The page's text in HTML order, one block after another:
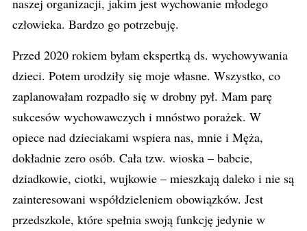
naszej organizacji, jakim jest wychowanie młodego
człowieka. Bardzo go potrzebuję.
Przed 2020 rokiem byłam ekspertką ds. wychowywania
dzieci. Potem urodziły się moje własne. Wszystko, co
zaplanowałam rozpadło się w drobny pył. Mam parę
sukcesów wychowawczych i mnóstwo porażek. W
opiece nad dzieciakami wspiera nas, mnie i Męża,
dokładnie zero osób. Cała tzw. wioska – babcie,
dziadkowie, ciotki, wujkowie – mieszkają daleko i nie są
zainteresowani współdzieleniem obowiązków. Jest
przedszkole, które spełnia swoją funkcję jedynie w